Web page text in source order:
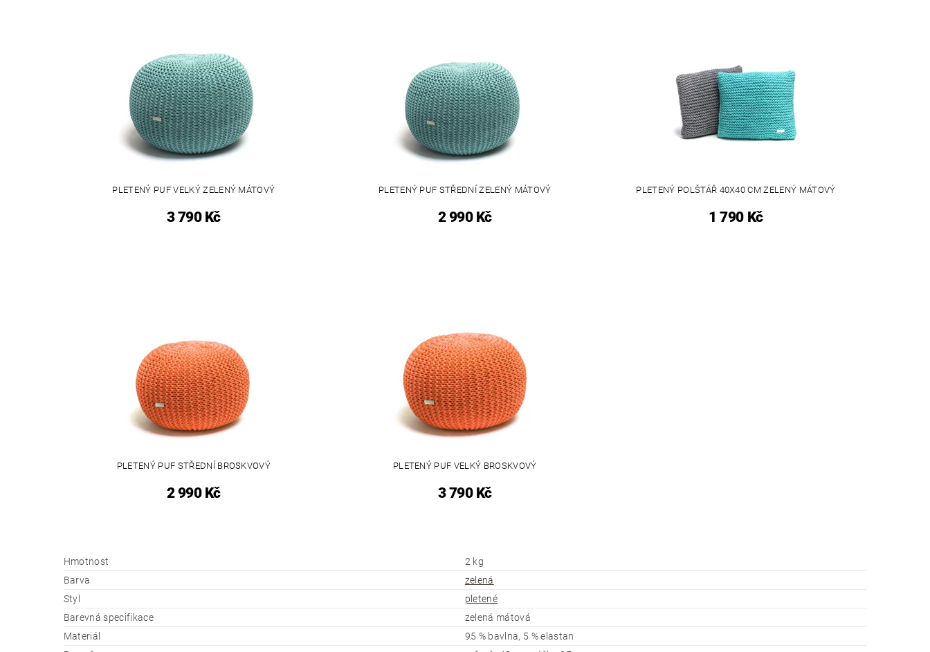
PLETENÝ PUF VELKÝ ZELENÝ MÁTOVÝ
3 790 Kč
PLETENÝ PUF STŘEDNÍ ZELENÝ MÁTOVÝ
2 990 Kč
PLETENÝ POLŠTÁŘ 40X40 CM ZELENÝ MÁTOVÝ
1 790 Kč
PLETENÝ PUF STŘEDNÍ BROSKVOVÝ
2 990 Kč
PLETENÝ PUF VELKÝ BROSKVOVÝ
3 790 Kč
Hmotnost
2 kg
Barva
zelená
Styl
pletené
Barevná specifikace
zelená mátová
Materiál
95 % bavlna, 5 % elastan